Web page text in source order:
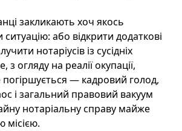
закликають хоч якось
ситуацію: або відкрити додаткові
нотаріусів із сусідніх
з огляду на реалії окупації,
погіршується — кадровий голод,
і загальний правовий вакуум
нотаріальну справу майже
місією.